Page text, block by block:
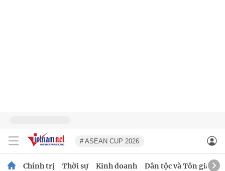
# ASEAN CUP 2026
Chính trị Thời sự Kinh doanh Dân tộc và Tôn giáo